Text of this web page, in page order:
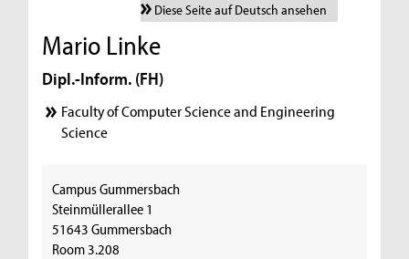
Diese Seite auf Deutsch ansehen
Mario Linke
Dipl.-Inform. (FH)
Faculty of Computer Science and Engineering
Science
Campus Gummersbach
Steinmüllerallee 1
51643 Gummersbach
Room 3.208